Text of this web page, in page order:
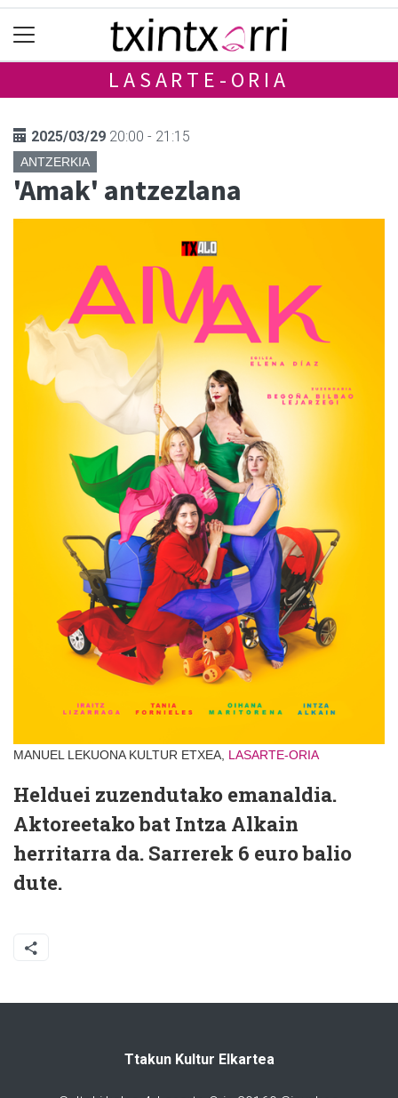
LASARTE-ORIA
2025/03/29 20:00 - 21:15
ANTZERKIA
'Amak' antzezlana
MANUEL LEKUONA KULTUR ETXEA, LASARTE-ORIA
Helduei zuzendutako emanaldia.
Aktoreetako bat Intza Alkain
herritarra da. Sarrerek 6 euro balio
dute.
Ttakun Kultur Elkartea